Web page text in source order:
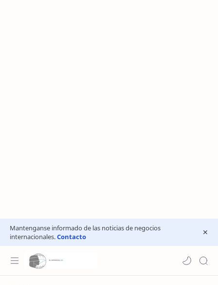
Mantenganse informado de las noticias de negocios
internacionales.Contacto